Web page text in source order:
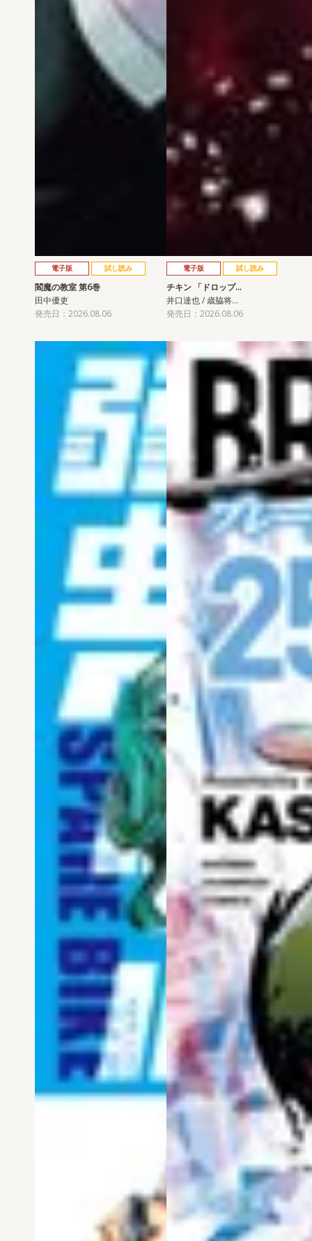
電子版 試し読み
閻魔の教室 第6巻
田中優吏
発売日：2026.08.06
電子版 試し読み
チキン 「ドロップ…
井口達也 / 歳脇将…
発売日：2026.08.06